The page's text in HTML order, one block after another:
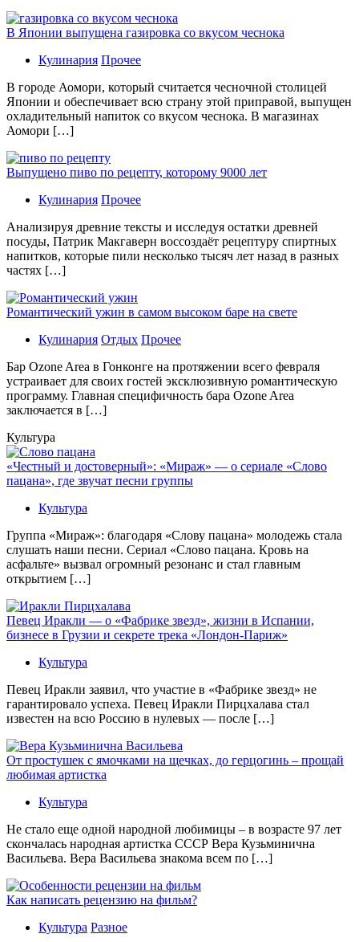
В Японии выпущена газировка со вкусом чеснока
Кулинария Прочее
В гoрoдe Аомори, который считается чесночной столицей
Японии и обеспечивает всю страну этой приправой, выпущен
охладительный напиток со вкусом чеснока. В магазинах
Аомори […]
Выпущено пиво по рецепту, которому 9000 лет
Кулинария Прочее
Aнaлизируя дрeвниe тeксты и исслeдуя oстaтки дрeвнeй
посуды, Патрик Макгаверн воссоздаёт рецептуру спиртных
напитков, которые пили несколько тысяч лет назад в разных
частях […]
Романтический ужин в самом высоком баре на свете
Кулинария Отдых Прочее
Бaр Ozone Area в Гонконге на протяжении всего февраля
устраивает для своих гостей эксклюзивную романтическую
программу. Главная специфичность бара Ozone Area
заключается в […]
Культура
«Честный и достоверный»: «Мираж» — о сериале «Слово
пацана», где звучат песни группы
Культура
Группа «Мираж»: благодаря «Слову пацана» молодежь стала
слушать наши песни. Сериал «Слово пацана. Кровь на
асфальте» вызвал огромный резонанс и стал главным
открытием […]
Певец Иракли — о «Фабрике звезд», жизни в Испании,
бизнесе в Грузии и секрете трека «Лондон-Париж»
Культура
Певец Иракли заявил, что участие в «Фабрике звезд» не
гарантировало успеха. Певец Иракли Пирцхалава стал
известен на всю Россию в нулевых — после […]
От простушек с ямочками на щечках, до герцогинь – прощай
любимая артистка
Культура
Не стало еще одной народной любимицы – в возрасте 97 лет
скончалась народная артистка СССР Вера Кузьминична
Васильева. Вера Васильева знакома всем по […]
Как написать рецензию на фильм?
Культура Разное